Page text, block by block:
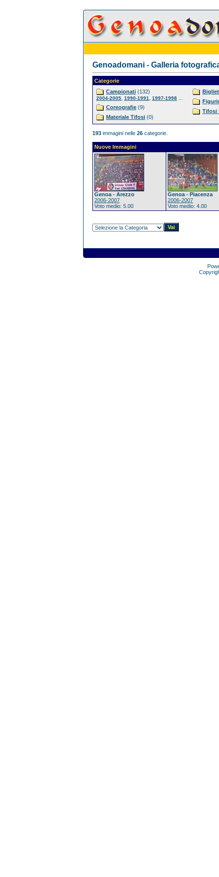
Genoadomani - Galleria
Categorie
Campionati (132)
2004-2005 1990-1991 1997-1998
Coreografie (9)
Materiale Tifosi (0)
Tifosi
193 immagini nelle 26 categorie.
Nuove Immagini
Genoa - Arezzo
2006-2007
Voto medio: 5.00
Genoa - Piacenza
2006-2007
Voto medio: 4.00